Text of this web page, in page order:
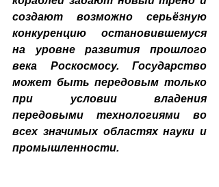
создают возможно серьёзную
конкуренцию остановившемуся
на уровне развития прошлого
века Роскосмосу. Государство
может быть передовым только
при условии владения
передовыми технологиями во
всех значимых областях науки и
промышленности.